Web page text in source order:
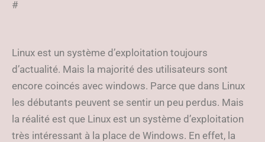
#
Linux est un système d’exploitation toujours
d’actualité. Mais la majorité des utilisateurs sont
encore coincés avec windows. Parce que dans Linux
les débutants peuvent se sentir un peu perdus. Mais
la réalité est que Linux est un système d’exploitation
très intéressant à la place de Windows. En effet, la